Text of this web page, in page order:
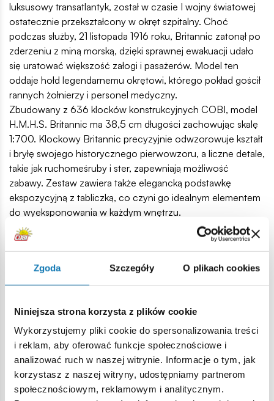
Zgoda Szczegóły O plikach cookies
Niniejsza strona korzysta z plików cookie
Wykorzystujemy pliki cookie do spersonalizowania treści
i reklam, aby oferować funkcje społecznościowe i
analizować ruch w naszej witrynie. Informacje o tym, jak
korzystasz z naszej witryny, udostępniamy partnerom
społecznościowym, reklamowym i analitycznym.
luksusowy transatlantyk, został w czasie I wojny światowej
ostatecznie przekształcony w okręt szpitalny. Choć
podczas służby, 21 listopada 1916 roku, Britannic zatonął po
zderzeniu z miną morską, dzięki sprawnej ewakuacji udało
się uratować większość załogi i pasażerów. Model ten
oddaje hołd legendarnemu okrętowi, którego pokład gościł
rannych żołnierzy i personel medyczny.
Zbudowany z 636 klocków konstrukcyjnych COBI, model
H.M.H.S. Britannic ma 38,5 cm długości zachowując skalę
1:700. Klockowy Britannic precyzyjnie odwzorowuje kształt
i bryłę swojego historycznego pierwowzoru, a liczne detale,
takie jak ruchomeśruby i ster, zapewniają możliwość
zabawy. Zestaw zawiera także elegancką podstawkę
ekspozycyjną z tabliczką, co czyni go idealnym elementem
do wyeksponowania w każdym wnętrzu.